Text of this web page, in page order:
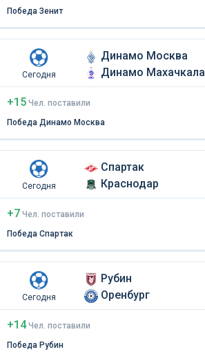
Победа Зенит
Сегодня
Динамо Москва
Динамо Махачкала
+15 Чел. поставили
Победа Динамо Москва
Сегодня
Спартак
Краснодар
+7 Чел. поставили
Победа Спартак
Сегодня
Рубин
Оренбург
+14 Чел. поставили
Победа Рубин